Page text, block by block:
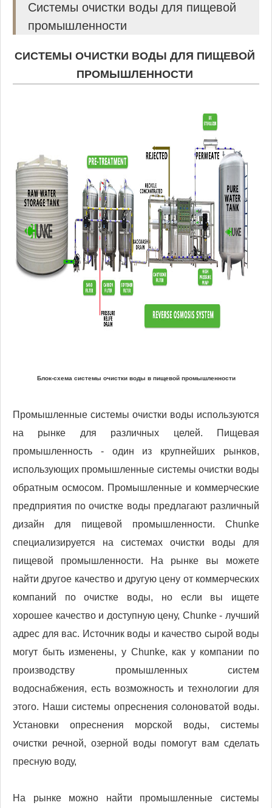
Системы очистки воды для пищевой
промышленности
СИСТЕМЫ ОЧИСТКИ ВОДЫ ДЛЯ ПИЩЕВОЙ
ПРОМЫШЛЕННОСТИ
Блок-схема системы очистки воды в пищевой промышленности
Промышленные системы очистки воды используются
на рынке для различных целей. Пищевая
промышленность - один из крупнейших рынков,
использующих промышленные системы очистки воды
обратным осмосом. Промышленные и коммерческие
предприятия по очистке воды предлагают различный
дизайн для пищевой промышленности. Chunke
специализируется на системах очистки воды для
пищевой промышленности. На рынке вы можете
найти другое качество и другую цену от коммерческих
компаний по очистке воды, но если вы ищете
хорошее качество и доступную цену, Chunke - лучший
адрес для вас. Источник воды и качество сырой воды
могут быть изменены, у Chunke, как у компании по
производству промышленных систем
водоснабжения, есть возможность и технологии для
этого. Наши системы опреснения солоноватой воды.
Установки опреснения морской воды, системы
очистки речной, озерной воды помогут вам сделать
пресную воду,
На рынке можно найти промышленные системы